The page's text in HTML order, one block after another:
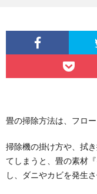
畳の掃除方法は、フロ
掃除機の掛け方や、拭
てしまうと、畳の素材
し、ダニやカビを発生